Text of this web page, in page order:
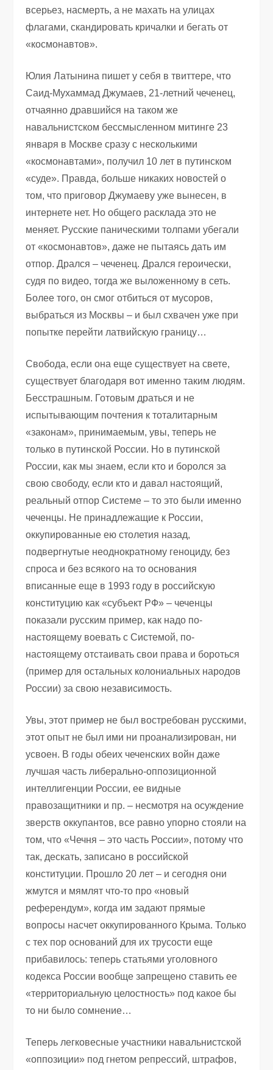
всерьез, насмерть, а не махать на улицах
флагами, скандировать кричалки и бегать от
«космонавтов».
Юлия Латынина пишет у себя в твиттере, что
Саид-Мухаммад Джумаев, 21-летний чеченец,
отчаянно дравшийся на таком же
навальнистском бессмысленном митинге 23
января в Москве сразу с несколькими
«космонавтами», получил 10 лет в путинском
«суде». Правда, больше никаких новостей о
том, что приговор Джумаеву уже вынесен, в
интернете нет. Но общего расклада это не
меняет. Русские паническими толпами убегали
от «космонавтов», даже не пытаясь дать им
отпор. Дрался – чеченец. Дрался героически,
судя по видео, тогда же выложенному в сеть.
Более того, он смог отбиться от мусоров,
выбраться из Москвы – и был схвачен уже при
попытке перейти латвийскую границу…
Свобода, если она еще существует на свете,
существует благодаря вот именно таким людям.
Бесстрашным. Готовым драться и не
испытывающим почтения к тоталитарным
«законам», принимаемым, увы, теперь не
только в путинской России. Но в путинской
России, как мы знаем, если кто и боролся за
свою свободу, если кто и давал настоящий,
реальный отпор Системе – то это были именно
чеченцы. Не принадлежащие к России,
оккупированные ею столетия назад,
подвергнутые неоднократному геноциду, без
спроса и без всякого на то основания
вписанные еще в 1993 году в российскую
конституцию как «субъект РФ» – чеченцы
показали русским пример, как надо по-
настоящему воевать с Системой, по-
настоящему отстаивать свои права и бороться
(пример для остальных колониальных народов
России) за свою независимость.
Увы, этот пример не был востребован русскими,
этот опыт не был ими ни проанализирован, ни
усвоен. В годы обеих чеченских войн даже
лучшая часть либерально-оппозиционной
интеллигенции России, ее видные
правозащитники и пр. – несмотря на осуждение
зверств оккупантов, все равно упорно стояли на
том, что «Чечня – это часть России», потому что
так, дескать, записано в российской
конституции. Прошло 20 лет – и сегодня они
жмутся и мямлят что-то про «новый
референдум», когда им задают прямые
вопросы насчет оккупированного Крыма. Только
с тех пор оснований для их трусости еще
прибавилось: теперь статьями уголовного
кодекса России вообще запрещено ставить ее
«территориальную целостность» под какое бы
то ни было сомнение…
Теперь легковесные участники навальнистской
«оппозиции» под гнетом репрессий, штрафов,